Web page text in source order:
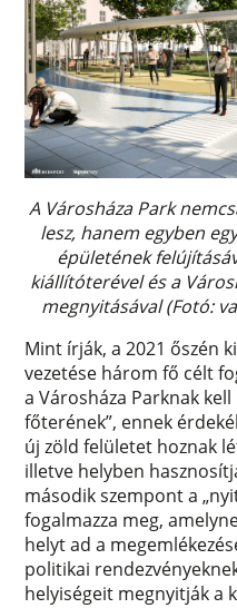
A Városháza Park
lesz, hanem egyben
épületének
kiállítóterével és a
megnyitásával (Fotó:
Mint írják, a 2021 őszén
vezetése három fő célt
a Városháza Parknak
főterének”, ennek
új zöld felületet hoznak
illetve helyben
második szempont a
fogalmazza meg,
helyt ad a
politikai
helyiségeit megnyitják a